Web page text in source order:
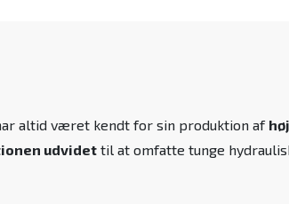
altid været kendt for sin produktion af
udvidet til at omfatte tunge